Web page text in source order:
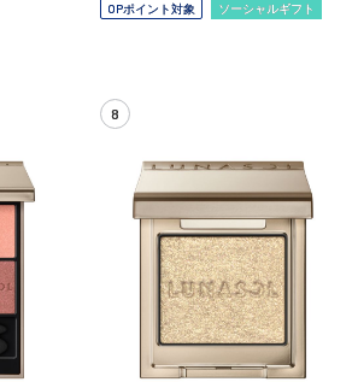
OPポイント対象 ソーシャルギフト
8